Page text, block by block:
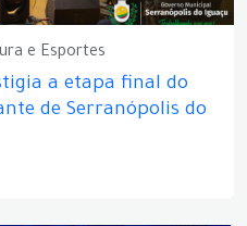
e Esportes
a etapa final do
de Serranópolis do